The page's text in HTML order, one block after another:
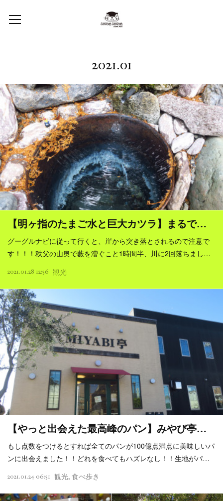
2021.01
【明ヶ指のたまご水と巨大カツラ】まるで…
グーグルナビに従って行くと、崖から突き落とされるので注意で
す！！！秩父の山奥で藪を漕ぐこと1時間半、川に2回落ちまし…
2021.01.28 12:56 観光
【やっと出会えた最高峰のパン】みやび亭…
もし点数をつけるとすれば全てのパンが100億点満点に美味しいパ
ンに出会えました！！どれを食べてもハズレなし！！生地がパ…
2021.01.24 06:51 観光 食べ歩き